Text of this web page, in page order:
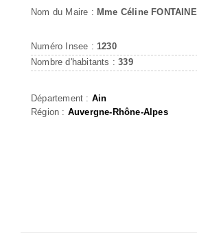
Nom du Maire : Mme Céline FONTAINE
Numéro Insee : 1230
Nombre d'habitants :339
Département : Ain
Région : Auvergne-Rhône-Alpes